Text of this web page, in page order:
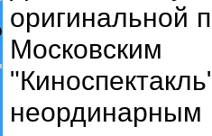
оригинальной